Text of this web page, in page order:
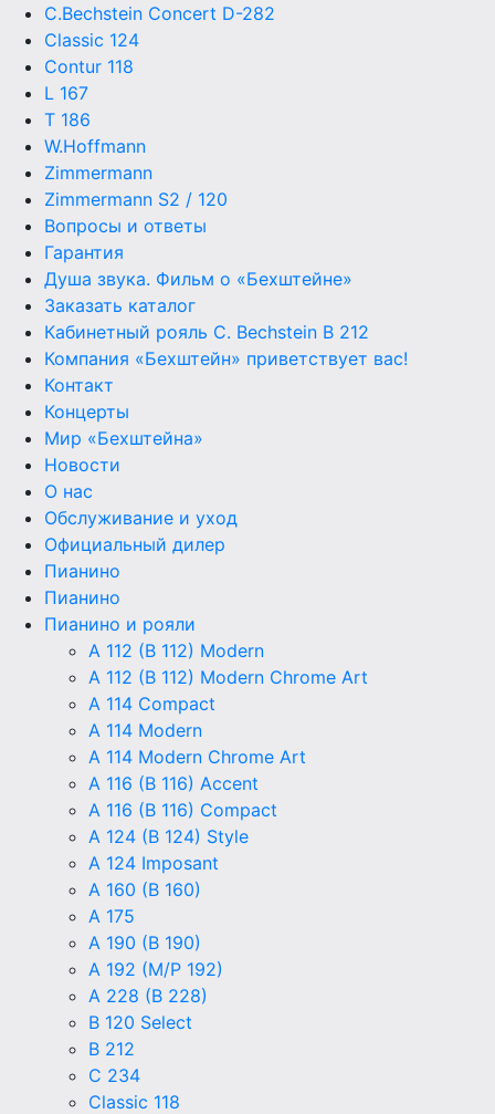
C.Bechstein Concert D-282
Classic 124
Contur 118
L 167
T 186
W.Hoffmann
Zimmermann
Zimmermann S2 / 120
Вопросы и ответы
Гарантия
Душа звука. Фильм о «Бехштейне»
Заказать каталог
Кабинетный рояль C. Bechstein B 212
Компания «Бехштейн» приветствует вас!
Контакт
Концерты
Мир «Бехштейна»
Новости
О нас
Обслуживание и уход
Официальный дилер
Пианино
Пианино
Пианино и рояли
A 112 (B 112) Modern
A 112 (B 112) Modern Chrome Art
A 114 Compact
A 114 Modern
A 114 Modern Chrome Art
A 116 (B 116) Accent
A 116 (B 116) Compact
A 124 (B 124) Style
A 124 Imposant
A 160 (B 160)
A 175
A 190 (B 190)
A 192 (M/P 192)
A 228 (B 228)
B 120 Select
B 212
C 234
Classic 118